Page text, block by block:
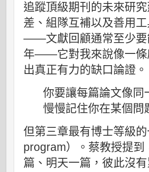
追蹤頂級期刊的未來研
差、組隊互補以及善用
——文獻回顧通常至少要
年——它對我來說像一條
出真正有力的缺口論證。
你要讓每篇論文像同
慢慢記住你在某個問
但第三章最有博士等級
program）。蔡教授提
篇、明天一篇，彼此沒